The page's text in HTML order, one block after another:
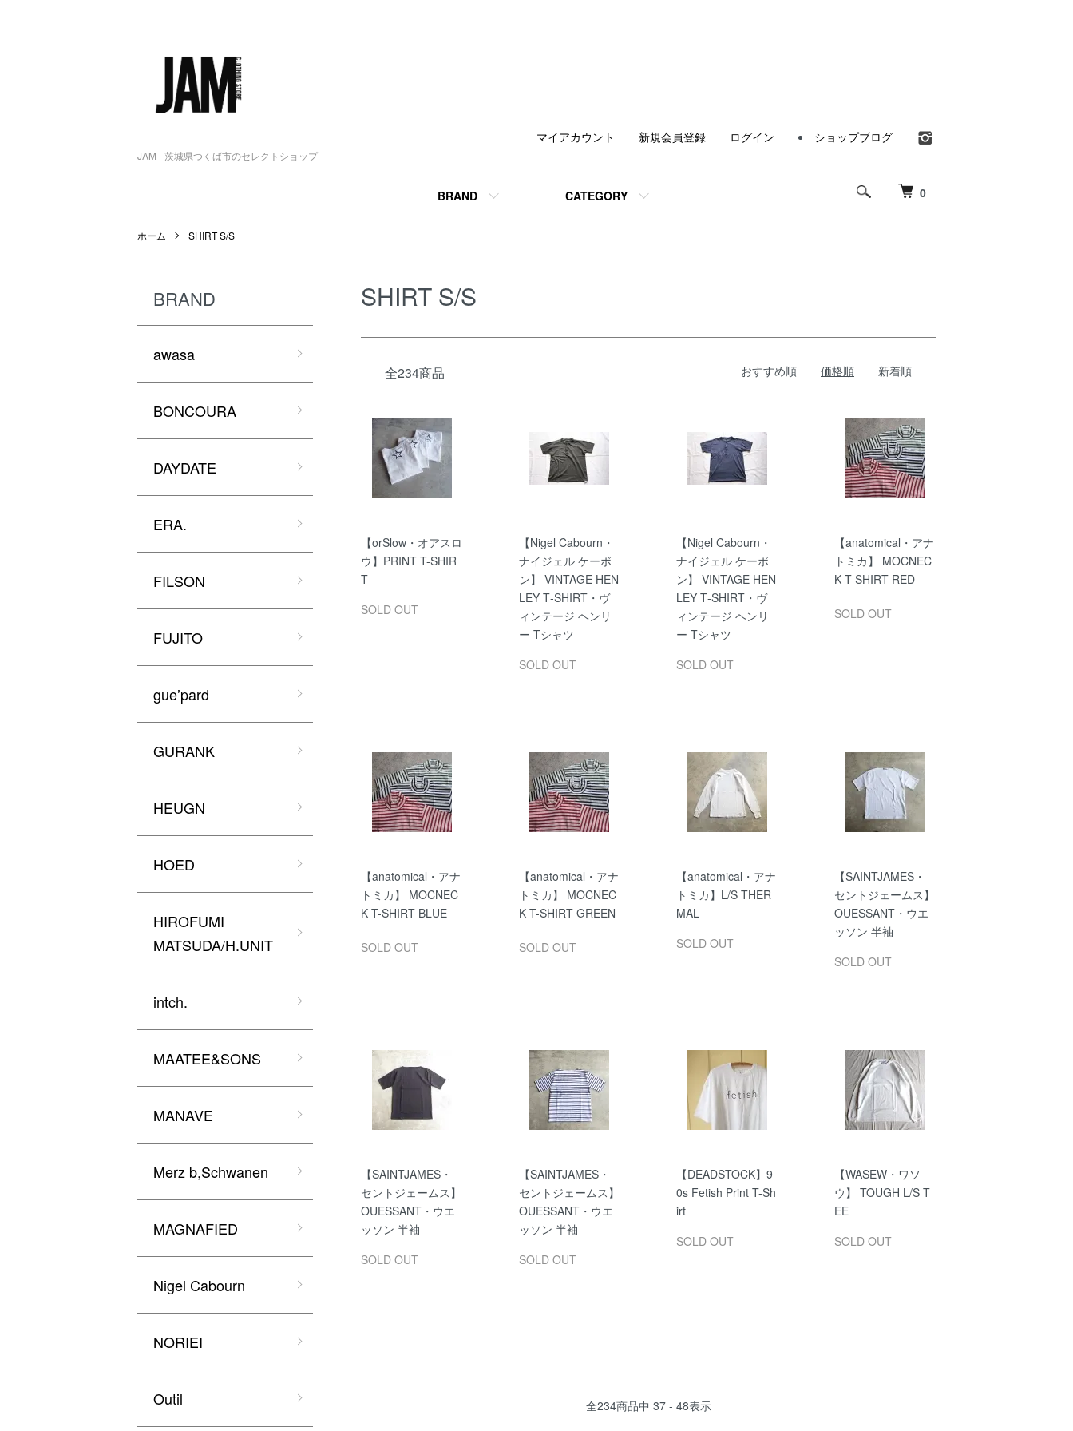
JAM - 茨城県つくば市のセレクトショップ
0
BRAND CATEGORY
マイアカウント 新規会員登録 ログイン ショップブログ
ホーム SHIRT S/S
SHIRT S/S
全234商品 おすすめ順 価格順 新着順
【orSlow・オアスロ
ウ】PRINT T-SHIR
T
SOLD OUT
【Nigel Cabourn・
ナイジェル ケーボ
ン】 VINTAGE HEN
LEY T‐SHIRT・ヴ
ィンテージ ヘンリ
ー Tシャツ
SOLD OUT
【Nigel Cabourn・
ナイジェル ケーボ
ン】 VINTAGE HEN
LEY T‐SHIRT・ヴ
ィンテージ ヘンリ
ー Tシャツ
SOLD OUT
【anatomical・アナ
トミカ】 MOCNEC
K T-SHIRT RED
SOLD OUT
【anatomical・アナ
トミカ】 MOCNEC
K T-SHIRT BLUE
SOLD OUT
【anatomical・アナ
トミカ】 MOCNEC
K T-SHIRT GREEN
SOLD OUT
【anatomical・アナ
トミカ】L/S THER
MAL
SOLD OUT
【SAINTJAMES・
セントジェームス】
OUESSANT・ウエ
ッソン 半袖
SOLD OUT
【SAINTJAMES・
セントジェームス】
OUESSANT・ウエ
ッソン 半袖
SOLD OUT
【SAINTJAMES・
セントジェームス】
OUESSANT・ウエ
ッソン 半袖
SOLD OUT
【DEADSTOCK】9
0s Fetish Print T-Sh
irt
SOLD OUT
【WASEW・ワソ
ウ】 TOUGH L/S T
EE
SOLD OUT
全234商品中 37 - 48表示
BRAND
awasa
BONCOURA
DAYDATE
ERA.
FILSON
FUJITO
gue’pard
GURANK
HEUGN
HOED
HIROFUMI
MATSUDA/H.UNIT
intch.
MAATEE&SONS
MANAVE
Merz b,Schwanen
MAGNAFIED
Nigel Cabourn
NORIEI
Outil